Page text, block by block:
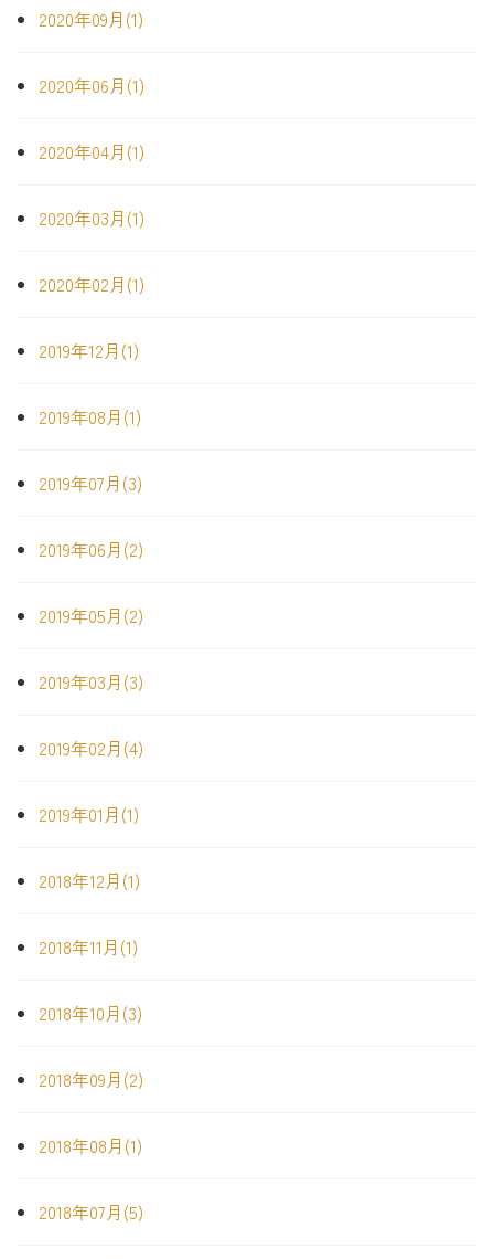
2020年09月(1)
2020年06月(1)
2020年04月(1)
2020年03月(1)
2020年02月(1)
2019年12月(1)
2019年08月(1)
2019年07月(3)
2019年06月(2)
2019年05月(2)
2019年03月(3)
2019年02月(4)
2019年01月(1)
2018年12月(1)
2018年11月(1)
2018年10月(3)
2018年09月(2)
2018年08月(1)
2018年07月(5)